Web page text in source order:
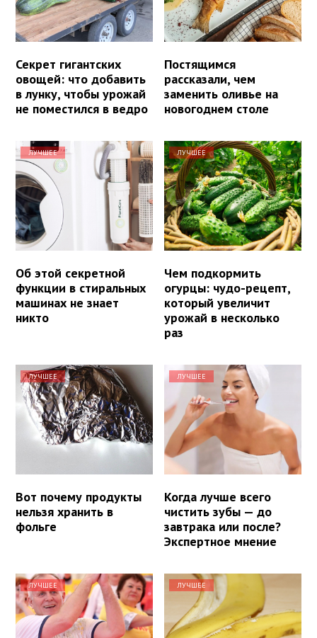
Секрет гигантских
овощей: что добавить
в лунку, чтобы урожай
не поместился в ведро
Постящимся
рассказали, чем
заменить оливье на
новогоднем столе
ЛУЧШЕЕ
Об этой секретной
функции в стиральных
машинах не знает
никто
ЛУЧШЕЕ
Чем подкормить
огурцы: чудо-рецепт,
который увеличит
урожай в несколько
раз
ЛУЧШЕЕ
Вот почему продукты
нельзя хранить в
фольге
ЛУЧШЕЕ
Когда лучше всего
чистить зубы — до
завтрака или после?
Экспертное мнение
ЛУЧШЕЕ ЛУЧШЕЕ